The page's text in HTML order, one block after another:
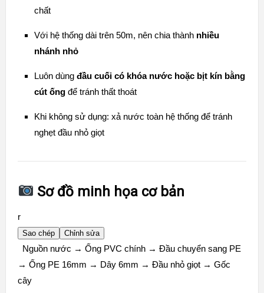
chất
Với hệ thống dài trên 50m, nên chia thành nhiều
nhánh nhỏ
Luôn dùngđầu cuối có khóa nước hoặc bịt kín bằng
cút ống để tránh thất thoát
Khi không sử dụng: xả nước toàn hệ thống để tránh
nghẹt đầu nhỏ giọt
Sơ đồ minh họa cơ bản
r
Sao chép Chỉnh sửa
Nguồn nước → Ống PVC chính → Đầu chuyển sang PE
→ Ống PE 16mm → Dây 6mm → Đầu nhỏ giọt → Gốc
cây